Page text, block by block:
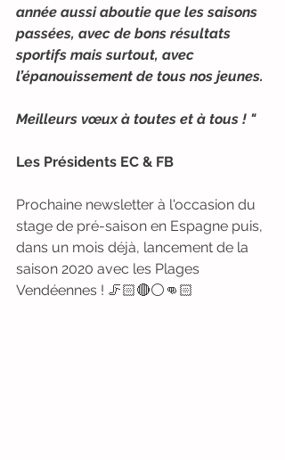
année aussi aboutie que les saisons
passées, avec de bons résultats
sportifs mais surtout, avec
l’épanouissement de tous nos jeunes.
Meilleurs vœux à toutes et à tous ! "
Les Présidents EC & FB
Prochaine newsletter à l'occasion du
stage de pré-saison en Espagne puis,
dans un mois déjà, lancement de la
saison 2020 avec les Plages
Vendéennes ! 🦵🏻🔴⚪️👊🏻